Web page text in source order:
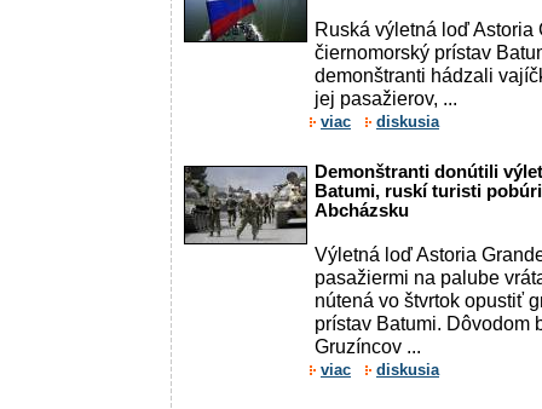
Ruská výletná loď
čiernomorský prístav
demonštranti hádzali
jej pasažierov, ...
viac diskusia
Demonštranti donútili
Batumi, ruskí turisti
Abcházsku
Výletná loď Astoria
pasažiermi na palube
nútená vo štvrtok opustiť
prístav Batumi. Dôvodom
Gruzíncov ...
viac diskusia